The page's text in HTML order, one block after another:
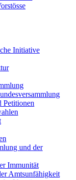
Initiative
Petitionen
und der
Immunität
Amtsunfähigkeit